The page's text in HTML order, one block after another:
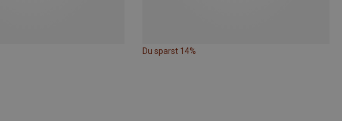
Du sparst 14%